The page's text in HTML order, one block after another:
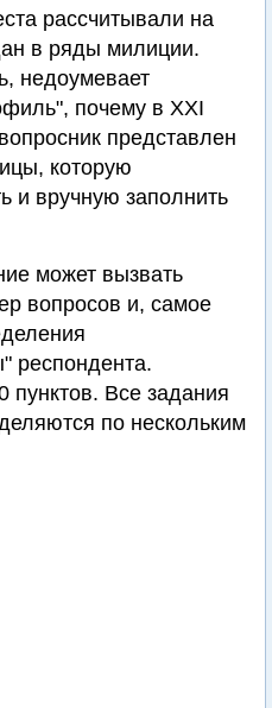
рассчитывали на
в ряды милиции.
недоумевает
почему в XXI
представлен
которую
и вручную заполнить
может вызвать
вопросов и, самое
респондента.
пунктов. Все задания
по нескольким